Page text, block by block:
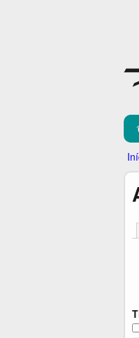
L
T